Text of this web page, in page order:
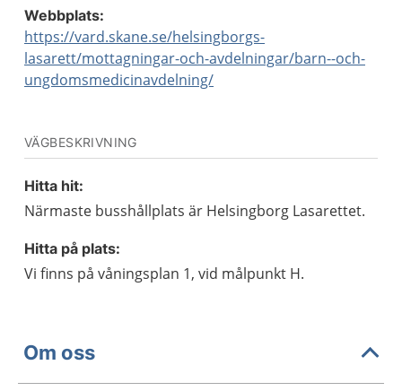
Webbplats:
https://vard.skane.se/helsingborgs-
lasarett/mottagningar-och-avdelningar/barn--och-
ungdomsmedicinavdelning/
VÄGBESKRIVNING
Hitta hit:
Närmaste busshållplats är Helsingborg Lasarettet.
Hitta på plats:
Vi finns på våningsplan 1, vid målpunkt H.
Om oss